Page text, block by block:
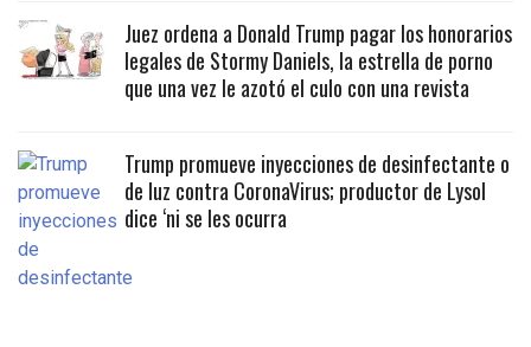
Juez ordena a Donald Trump pagar los honorarios
legales de Stormy Daniels, la estrella de porno
que una vez le azotó el culo con una revista
Trump promueve inyecciones de desinfectante o
de luz contra CoronaVirus; productor de Lysol
dice ‘ni se les ocurra